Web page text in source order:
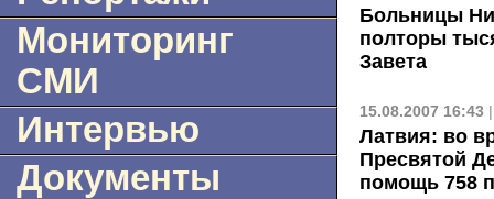
Мониторинг
СМИ
Интервью
Документы
Больницы
полторы
Завета
15.08.2007 16:43
Латвия: во
Пресвятой
помощь 758